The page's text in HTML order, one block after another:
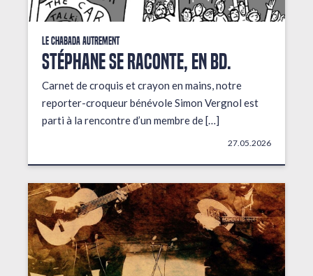
Le Chabada autrement
STÉPHANE SE RACONTE, EN BD.
Carnet de croquis et crayon en mains, notre
reporter-croqueur bénévole Simon Vergnol est
parti à la rencontre d’un membre de […]
27.05.2026